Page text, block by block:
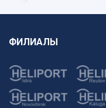
ФИЛИАЛЫ